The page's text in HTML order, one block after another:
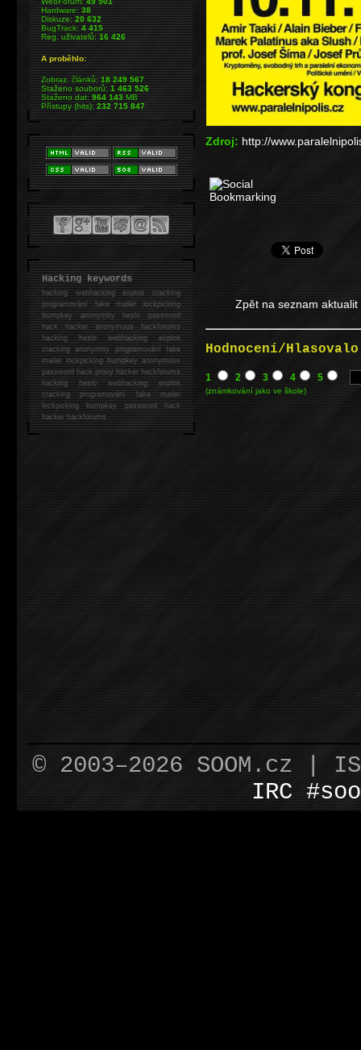
Zdroj: http://
Zpět na seznam aktualit
Hodnocení/
1 2 3 4 5
(známkování jako ve škole)
Hardware:38
Diskuze:20 632
BugTrack:4 415
Reg. uživatelů:16 426
A proběhlo:
Zobraz. článků:18 249 567
Staženo souborů:1 463 526
Staženo dat:964 143MB
Přístupy (hits):232 715 847
Hacking keywords
hackingwebhacking exploit cracking
programování fake mailer lockpicking
bumpkey anonymity heslo password
hackhacker anonymous hackforums
hackingheslo webhacking exploit
cracking anonymity programování fake
mailer lockpicking bumpkey anonymous
password hack proxy hacker hackforums
hacking heslo webhacking exploit
cracking programování fake mailer
lockpicking bumpkey password hack
hackerhackforums
© 2003–2026 SOOM.cz |
IRC